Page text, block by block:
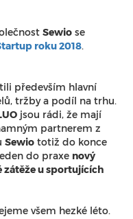
Sewio se
roku 2018.
především hlavní
tržby a podíl na trhu.
jsou rádi, že mají
partnerem z
Sewio totiž do konce
do praxe nový
u sportujících
všem hezké léto.